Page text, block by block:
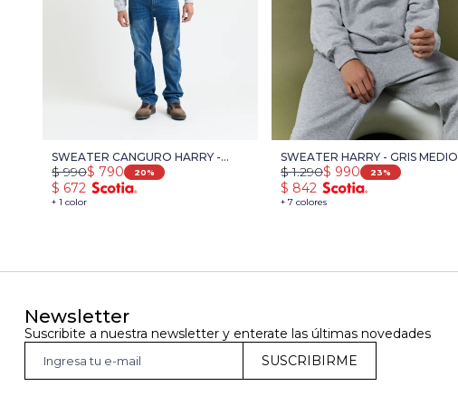
SWEATER CANGURO HARRY -
GRIS
+ 1 color
$ 790
$ 990 20
$ 672
SWEATER HARRY - GRIS MEDIO
MELANGE
+ 7 colores
$ 990
$ 1.290 23
$ 842
Newsletter
Suscribite a nuestra newsletter y enterate las últimas novedades
SUSCRIBIRME